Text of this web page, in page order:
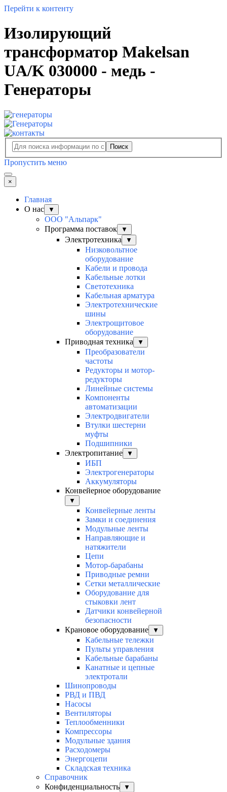
Перейти к контенту
Изолирующий
трансформатор Makelsan
UA/K 030000 - медь -
Генераторы
Поиск
Пропустить меню
×
Главная
О нас
▼
ООО "Альпарк"
Программа поставок
▼
Электротехника ▼
Низковольтное
оборудование
Кабели и провода
Кабельные лотки
Светотехника
Кабельная арматура
Электротехнические
шины
Электрощитовое
оборудование
Приводная техника
▼
Преобразователи
частоты
Редукторы и мотор-
редукторы
Линейные системы
Компоненты
автоматизации
Электродвигатели
Втулки шестерни
муфты
Подшипники
Электропитание
▼
ИБП
Электрогенераторы
Аккумуляторы
Конвейерное оборудование
▼
Конвейерные ленты
Замки и соединения
Модульные ленты
Направляющие и
натяжители
Цепи
Мотор-барабаны
Приводные ремни
Сетки металлические
Оборудование для
стыковки лент
Датчики конвейерной
безопасности
Крановое оборудование
▼
Кабельные тележки
Пульты управления
Кабельные барабаны
Канатные и цепные
электротали
Шинопроводы
РВД и ПВД
Насосы
Вентиляторы
Теплообменники
Компрессоры
Модульные здания
Расходомеры
Энергоцепи
Складская техника
Справочник
Конфиденциальность
▼